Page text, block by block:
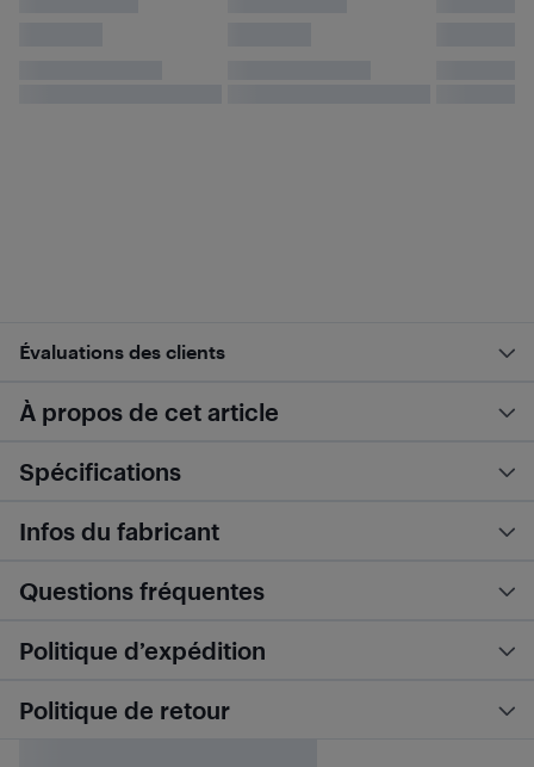
Évaluations des clients
À propos de cet article
Spécifications
Infos du fabricant
Questions fréquentes
Politique d’expédition
Politique de retour